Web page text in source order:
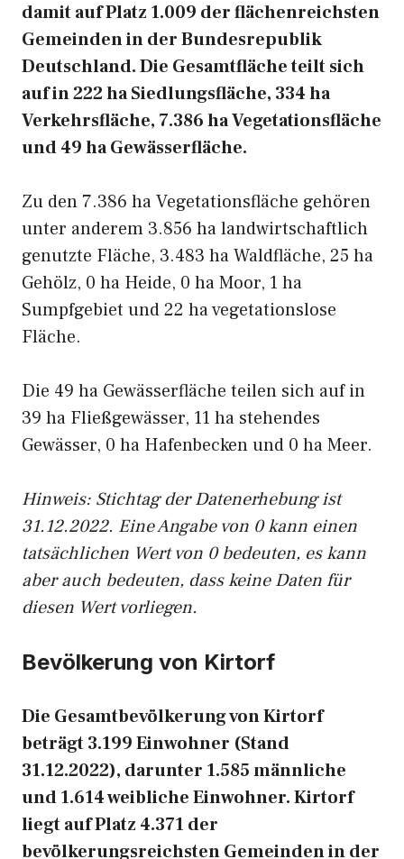
damit auf Platz 1.009 der flächenreichsten
Gemeinden in der Bundesrepublik
Deutschland. Die Gesamtfläche teilt sich
auf in 222 ha Siedlungsfläche, 334 ha
Verkehrsfläche, 7.386 ha Vegetationsfläche
und 49 ha Gewässerfläche.
Zu den 7.386 ha Vegetationsfläche gehören
unter anderem 3.856 ha landwirtschaftlich
genutzte Fläche, 3.483 ha Waldfläche, 25 ha
Gehölz, 0 ha Heide, 0 ha Moor, 1 ha
Sumpfgebiet und 22 ha vegetationslose
Fläche.
Die 49 ha Gewässerfläche teilen sich auf in
39 ha Fließgewässer, 11 ha stehendes
Gewässer, 0 ha Hafenbecken und 0 ha Meer.
Hinweis: Stichtag der Datenerhebung ist
31.12.2022. Eine Angabe von 0 kann einen
tatsächlichen Wert von 0 bedeuten, es kann
aber auch bedeuten, dass keine Daten für
diesen Wert vorliegen.
Bevölkerung von Kirtorf
Die Gesamtbevölkerung von Kirtorf
beträgt 3.199 Einwohner (Stand
31.12.2022), darunter 1.585 männliche
und 1.614 weibliche Einwohner. Kirtorf
liegt auf Platz 4.371 der
bevölkerungsreichsten Gemeinden in der